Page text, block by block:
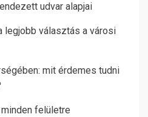
udvar alapjai
legjobb választás a városi
mit érdemes tudni
felületre